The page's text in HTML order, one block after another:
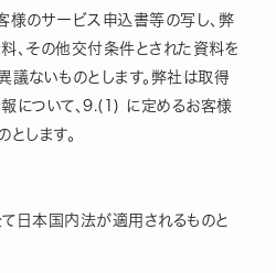
様のサービス申込書等の写し、弊
、その他交付条件とされた資料を
議ないものとします。弊社は取得
について、9.(1) に定めるお客様
します。
日本国内法が適用されるものと